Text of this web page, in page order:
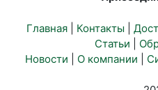
Главная Контакты
Статьи
Новости
О компании